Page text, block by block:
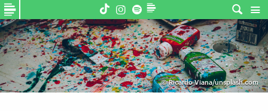
©Ricardo Viana/unsplash.com